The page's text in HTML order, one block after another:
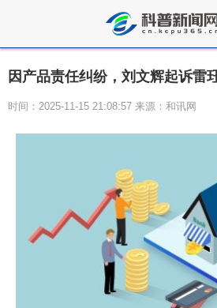
因产品责任纠纷，刘文辉起诉雷
时间：2025-11-15 21:08:57 来源：和讯网